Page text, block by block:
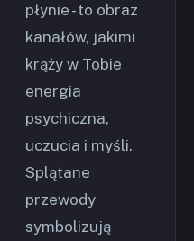
płynie - to obraz
kanałów, jakimi
krąży w Tobie
energia
psychiczna,
uczucia i myśli.
Splątane
przewody
symbolizują